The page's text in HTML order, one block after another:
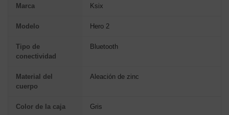
Marca Ksix
Modelo Hero 2
Tipo de
conectividad
Bluetooth
Material del
cuerpo
Aleación de zinc
Color de la caja Gris